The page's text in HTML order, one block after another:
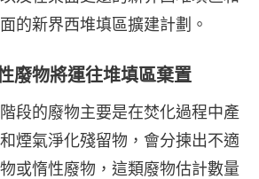
的新界西堆填區擴建計劃。
廢物將運往堆填區棄置
段的廢物主要是在焚化過程中產
煙氣淨化殘留物，會分揀出不適
或惰性廢物，這類廢物估計數量